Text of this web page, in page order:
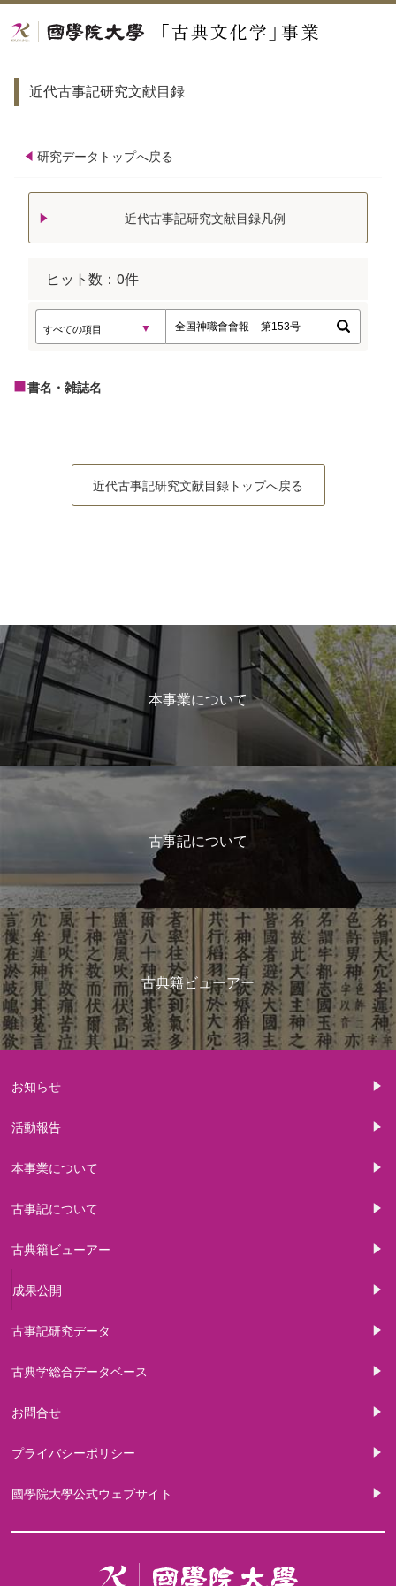
近代古事記研究文献目録
研究データトップへ戻る
近代古事記研究文献目録凡例
ヒット数： 0件
書名・雑誌名
近代古事記研究文献目録トップへ戻る
本事業について
古事記について
古典籍ビューアー
お知らせ
活動報告
本事業について
古事記について
古典籍ビューアー
成果公開
古事記研究データ
古典学総合データベース
お問合せ
プライバシーポリシー
國學院大學公式ウェブサイト